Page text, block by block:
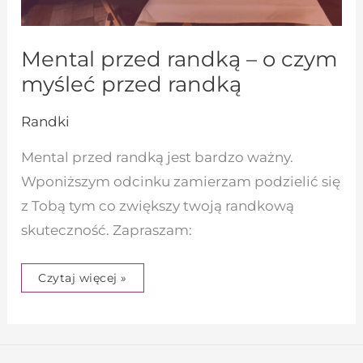
Mental przed randką – o czym
myśleć przed randką
Randki
Mental przed randką jest bardzo ważny.
Wponiższym odcinku zamierzam podzielić się
z Tobą tym co zwiększy twoją randkową
skuteczność. Zapraszam:
Czytaj więcej »